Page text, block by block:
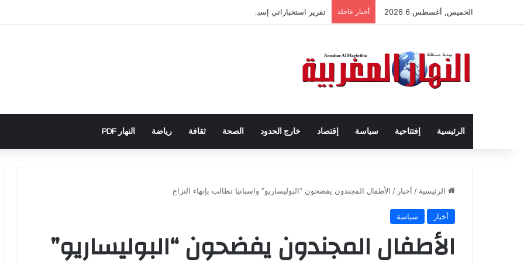
الخميس, أغسطس 6 2026 أخبار عاجلة تقرير استخباراتي إسباني يكشف تورط حملة رقمية جزائرية في أحداث سبتة
الرئيسية إفتتاحية سياسة إقتصاد خارج الحدود الصحة ثقافة رياضة النهار PDF
الرئيسية / أخبار / الأطفال المجندون يفضحون “البوليساريو” واسبانيا تطالب بإنهاء النزاع
أخبار سياسة
الأطفال المجندون يفضحون “البوليساريو”